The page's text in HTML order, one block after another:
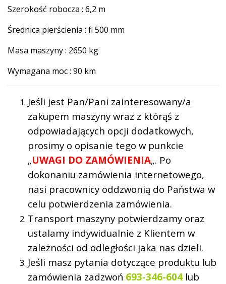
Szerokość robocza : 6,2 m
Średnica pierścienia : fi 500 mm
Masa maszyny : 2650 kg
Wymagana moc : 90 km
Jeśli jest Pan/Pani zainteresowany/a
zakupem maszyny wraz z którąś z
odpowiadających opcji dodatkowych,
prosimy o opisanie tego w punkcie
„UWAGI DO ZAMÓWIENIA„. Po
dokonaniu zamówienia internetowego,
nasi pracownicy oddzwonią do Państwa w
celu potwierdzenia zamówienia.
Transport maszyny potwierdzamy oraz
ustalamy indywidualnie z Klientem w
zależności od odległości jaka nas dzieli.
Jeśli masz pytania dotyczące produktu lub
zamówienia zadzwoń 693-346-604 lub